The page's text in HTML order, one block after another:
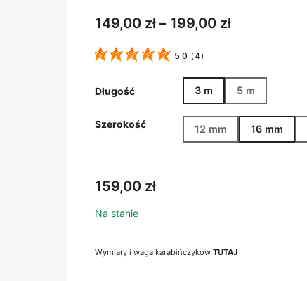
149,00 zł – 199,00 złZakres
149,00 zł
do
199,00 zł
5.0 ( 4)
Długość 3 m 5 m
Szerokość 12 mm 16 mm
159,00 zł
Na stanie
Wymiary i waga karabińczyków TUTAJ